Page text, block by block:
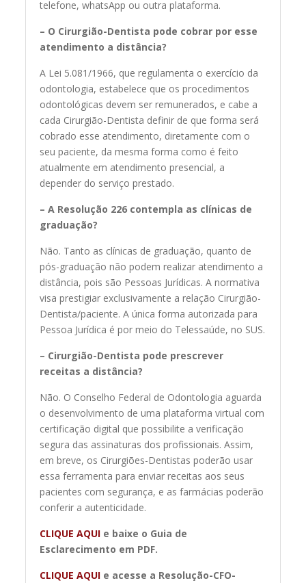
telefone, whatsApp ou outra plataforma.
– O Cirurgião-Dentista pode cobrar por esse
atendimento a distância?
A Lei 5.081/1966, que regulamenta o exercício da
odontologia, estabelece que os procedimentos
odontológicas devem ser remunerados, e cabe a
cada Cirurgião-Dentista definir de que forma será
cobrado esse atendimento, diretamente com o
seu paciente, da mesma forma como é feito
atualmente em atendimento presencial, a
depender do serviço prestado.
– A Resolução 226 contempla as clínicas de
graduação?
Não. Tanto as clínicas de graduação, quanto de
pós-graduação não podem realizar atendimento a
distância, pois são Pessoas Jurídicas. A normativa
visa prestigiar exclusivamente a relação Cirurgião-
Dentista/paciente. A única forma autorizada para
Pessoa Jurídica é por meio do Telessaúde, no SUS.
– Cirurgião-Dentista pode prescrever
receitas a distância?
Não. O Conselho Federal de Odontologia aguarda
o desenvolvimento de uma plataforma virtual com
certificação digital que possibilite a verificação
segura das assinaturas dos profissionais. Assim,
em breve, os Cirurgiões-Dentistas poderão usar
essa ferramenta para enviar receitas aos seus
pacientes com segurança, e as farmácias poderão
conferir a autenticidade.
CLIQUE AQUI e baixe o Guia de
Esclarecimento em PDF.
CLIQUE AQUI e acesse a Resolução-CFO-